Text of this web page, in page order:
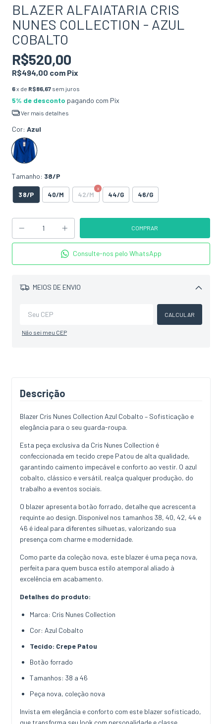
BLAZER ALFAIATARIA CRIS
NUNES COLLECTION - AZUL
COBALTO
R$520,00
R$494,00 com Pix
6x de R$86,67 sem juros
5% de desconto pagando com Pix
Ver mais detalhes
Cor: Azul
Tamanho: 38/P
38/P 40/M 42/M 44/G 46/G
Consulte-nos pelo WhatsApp
MEIOS DE ENVIO
Alterar CEP
CALCULAR
Não sei meu CEP
Descrição
Blazer Cris Nunes Collection Azul Cobalto – Sofisticação e
elegância para o seu guarda-roupa.
Esta peça exclusiva da Cris Nunes Collection é
confeccionada em tecido crepe Patou de alta qualidade,
garantindo caimento impecável e conforto ao vestir. O azul
cobalto, clássico e versátil, realça qualquer produção, do
trabalho a eventos sociais.
O blazer apresenta botão forrado, detalhe que acrescenta
requinte ao design. Disponível nos tamanhos 38, 40, 42, 44 e
46 é ideal para diferentes silhuetas, valorizando sua
presença com charme e modernidade.
Como parte da coleção nova, este blazer é uma peça nova,
perfeita para quem busca estilo atemporal aliado à
excelência em acabamento.
Detalhes do produto:
Marca: Cris Nunes Collection
Cor: Azul Cobalto
Tecido: Crepe Patou
Botão forrado
Tamanhos: 38 a 46
Peça nova, coleção nova
Invista em elegância e conforto com este blazer sofisticado,
que transforma seu look com personalidade e classe.